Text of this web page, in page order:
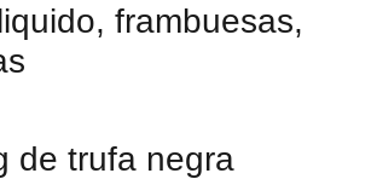
frambuesas,
de trufa negra